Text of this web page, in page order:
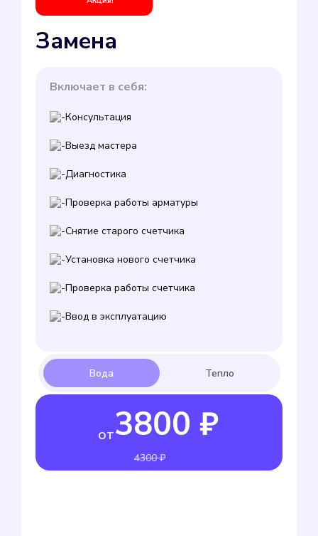
Замена
Включает в себя:
Консультация
Выезд мастера
Диагностика
Проверка работы арматуры
Снятие старого счетчика
Установка нового счетчика
Проверка работы счетчика
Ввод в эксплуатацию
от3800 ₽
4300 ₽